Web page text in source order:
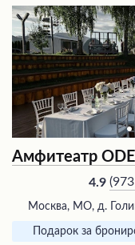
Амфитеатр
4.9 (
Москва, МО, д.
Подарок за